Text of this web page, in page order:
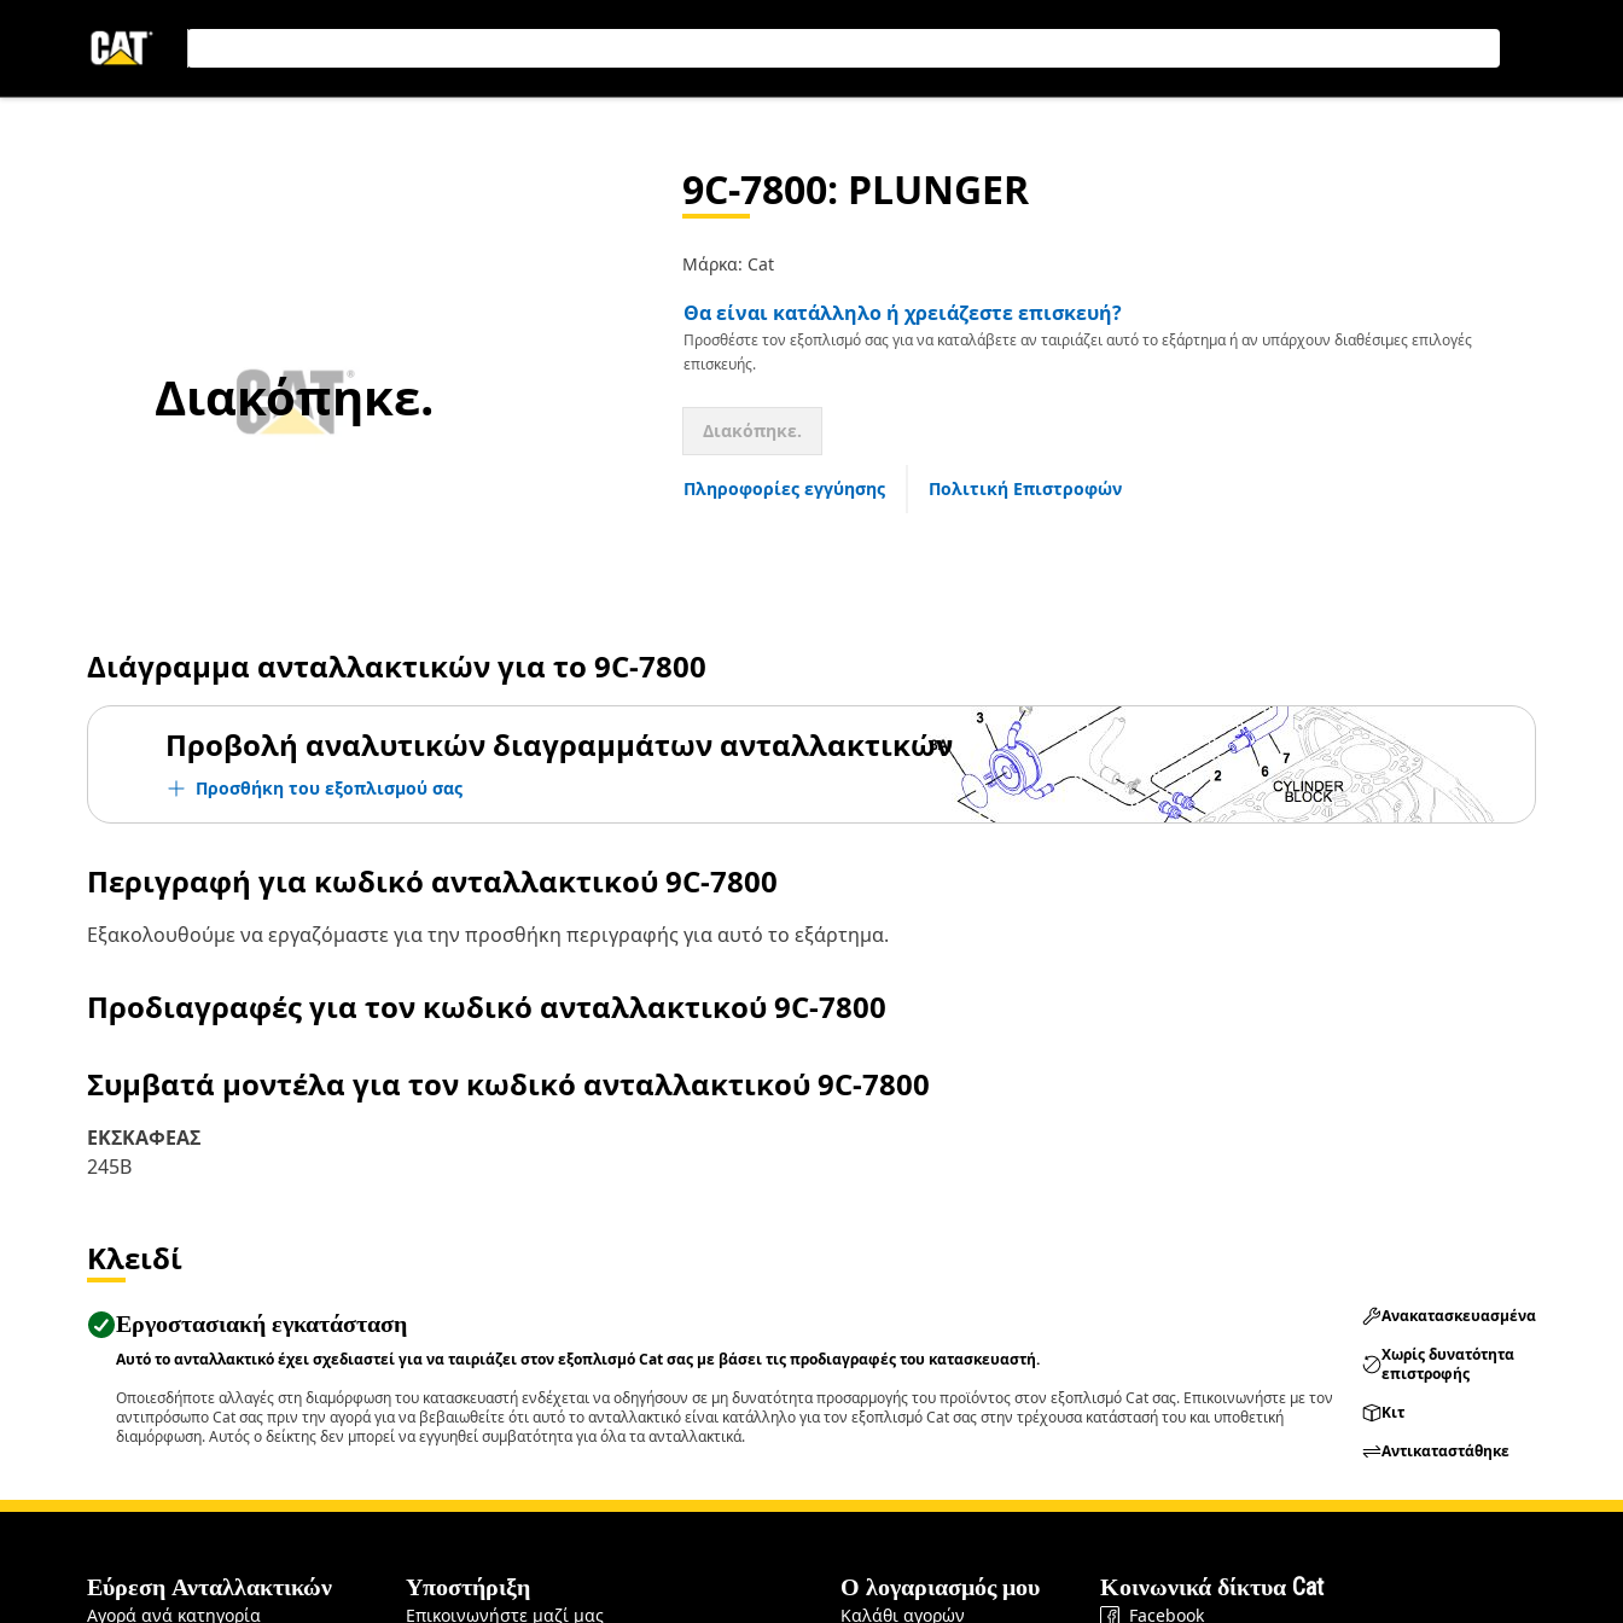
Διακόπηκε.
9C-7800: PLUNGER
Μάρκα: Cat
Θα είναι κατάλληλο ή χρειάζεστε επισκευή?
Προσθέστε τον εξοπλισμό σας για να καταλάβετε αν ταιριάζει αυτό το εξάρτημα ή αν υπάρχουν διαθέσιμες επιλογές
επισκευής.
Διακόπηκε.
Πληροφορίες εγγύησης Πολιτική Επιστροφών
Διάγραμμα ανταλλακτικών για το 9C-7800
Προβολή αναλυτικών διαγραμμάτων ανταλλακτικών
Προσθήκη του εξοπλισμού σας
Περιγραφή για κωδικό ανταλλακτικού9C-7800
Εξακολουθούμε να εργαζόμαστε για την προσθήκη περιγραφής για αυτό το εξάρτημα.
Προδιαγραφές για τον κωδικό ανταλλακτικού9C-7800
Συμβατά μοντέλα για τον κωδικό ανταλλακτικού9C-7800
ΕΚΣΚΑΦΕΑΣ
245B
Κλειδί
Εργοστασιακή εγκατάσταση
Αυτό το ανταλλακτικό έχει σχεδιαστεί για να ταιριάζει στον εξοπλισμό Cat σας με βάσει τις προδιαγραφές του κατασκευαστή.
Οποιεσδήποτε αλλαγές στη διαμόρφωση του κατασκευαστή ενδέχεται να οδηγήσουν σε μη δυνατότητα προσαρμογής του προϊόντος στον εξοπλισμό Cat σας. Επικοινωνήστε με τον
αντιπρόσωπο Cat σας πριν την αγορά για να βεβαιωθείτε ότι αυτό το ανταλλακτικό είναι κατάλληλο για τον εξοπλισμό Cat σας στην τρέχουσα κατάστασή του και υποθετική
διαμόρφωση. Αυτός ο δείκτης δεν μπορεί να εγγυηθεί συμβατότητα για όλα τα ανταλλακτικά.
Ανακατασκευασμένα
Χωρίς δυνατότητα
επιστροφής
Κιτ
Αντικαταστάθηκε
Εύρεση Ανταλλακτικών
Αγορά ανά κατηγορία
Υποστήριξη
Επικοινωνήστε μαζί μας
Ο λογαριασμός μου
Καλάθι αγορών
Κοινωνικά δίκτυα Cat
Facebook